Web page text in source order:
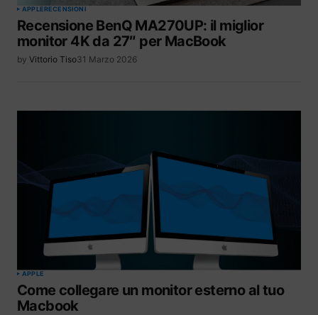
APPLERECENSIONI
Recensione BenQ MA270UP: il miglior
monitor 4K da 27″ per MacBook
by Vittorio Tiso31 Marzo 2026
APPLE
Come collegare un monitor esterno al tuo
Macbook